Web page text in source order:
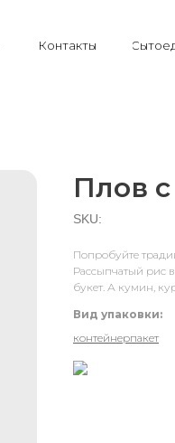
Контакты
Плов
SKU:
Попробуйте
Рассыпчатый рис
букет. А кумин,
Вид упаковки:
контейнерпакет